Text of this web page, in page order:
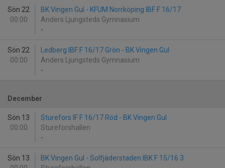
Sön 22
00:00
BK Vingen Gul - KFUM Norrköping IBF F 16/17
Anders Ljungsteds Gymnasium
-
Sön 22
00:00
Ledberg IBF F 16/17 Grön - BK Vingen Gul
Anders Ljungsteds Gymnasium
-
December
Sön 13
00:00
Sturefors IF F 16/17 Röd - BK Vingen Gul
Stureforshallen
-
Sön 13
BK Vingen Gul - Solfjäderstaden IBK F 15/16 3